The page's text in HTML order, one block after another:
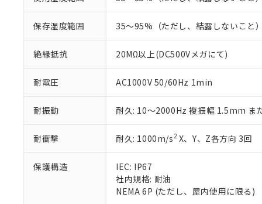
保存湿度範囲 35～95%（ただし、結露しないこと）
絶縁抵抗 20MΩ以上(DC500Vメガにて)
耐電圧 AC1000V 50/60Hz 1min
耐振動 耐久: 10～2000Hz 複振幅 1.5mm ま
耐衝撃 耐久: 1000m/s2X、Y、Z各方向 3回
保護構造
IEC: IP67
社内規格: 耐油
NEMA 6P (ただし、屋内使用に限る)
当社販売員に
在庫状況お
す。
マイパーツ
ている必要
お客様が当
※当社の共同
いる法人を
※2 対応予定月
部品在庫の切り替
※3 非含有証明
下記の非含有証明
51物質の非含有証
※本証明書は発行
既に当社にて対
※2 環境保護使
「10」：通常の使
味します。
「－」：未確認で
たしません。
△ 一定数に
－
在庫な
白